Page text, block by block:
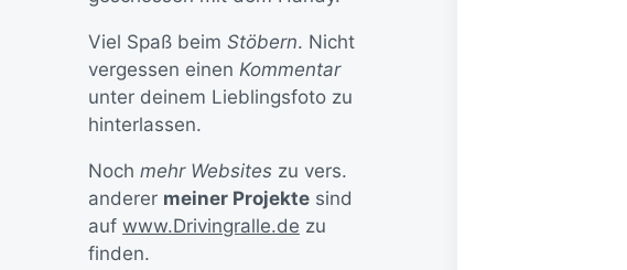
Viel Spaß beim Stöbern. Nicht
vergessen einen Kommentar
unter deinem Lieblingsfoto zu
hinterlassen.
Noch mehr Websites zu vers.
anderer meiner Projekte sind
auf www.Drivingralle.de zu
finden.